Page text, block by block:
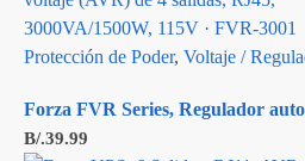
Protección de Poder, Voltaje /
Forza FVR Series, Regulador
B/.39.99